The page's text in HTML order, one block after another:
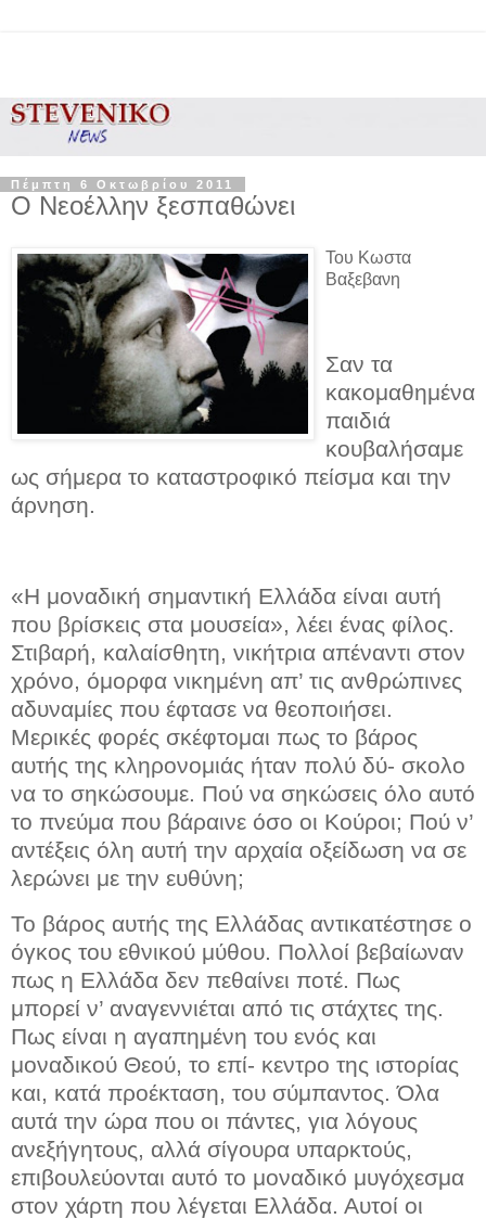
Πέμπτη 6 Οκτωβρίου 2011
Ο Νεοέλλην ξεσπαθώνει
Του Κωστα
Βαξεβανη
Σαν τα
κακομαθημένα
παιδιά
κουβαλήσαμε
ως σήμερα το καταστροφικό πείσμα και την
άρνηση.
«Η μοναδική σημαντική Ελλάδα είναι αυτή
που βρίσκεις στα μουσεία», λέει ένας φίλος.
Στιβαρή, καλαίσθητη, νικήτρια απέναντι στον
χρόνο, όμορφα νικημένη απ’ τις ανθρώπινες
αδυναμίες που έφτασε να θεοποιήσει.
Μερικές φορές σκέφτομαι πως το βάρος
αυτής της κληρονομιάς ήταν πολύ δύ- σκολο
να το σηκώσουμε. Πού να σηκώσεις όλο αυτό
το πνεύμα που βάραινε όσο οι Κούροι; Πού ν’
αντέξεις όλη αυτή την αρχαία οξείδωση να σε
λερώνει με την ευθύνη;
Το βάρος αυτής της Ελλάδας αντικατέστησε ο
όγκος του εθνικού μύθου. Πολλοί βεβαίωναν
πως η Ελλάδα δεν πεθαίνει ποτέ. Πως
μπορεί ν’ αναγεννιέται από τις στάχτες της.
Πως είναι η αγαπημένη του ενός και
μοναδικού Θεού, το επί- κεντρο της ιστορίας
και, κατά προέκταση, του σύμπαντος. Όλα
αυτά την ώρα που οι πάντες, για λόγους
ανεξήγητους, αλλά σίγουρα υπαρκτούς,
επιβουλεύονται αυτό το μοναδικό μυγόχεσμα
στον χάρτη που λέγεται Ελλάδα. Αυτοί οι